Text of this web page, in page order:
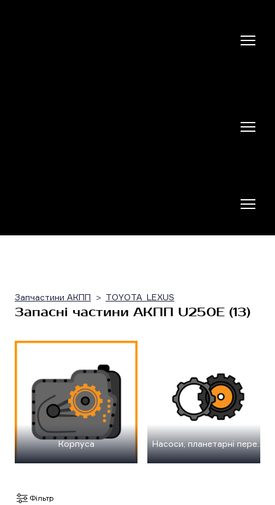
Запчастини АКПП TOYOTA_LEXUS
Запасні частини АКПП U250E (13)
Корпуса Насоси, планетарні передачі, шестерні, вали
Фільтр